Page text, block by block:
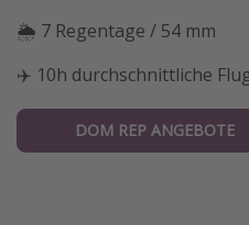
🌦 7 Regentage / 54 mm
✈️ 10h durchschnittliche
DOM REP ANGEBOTE